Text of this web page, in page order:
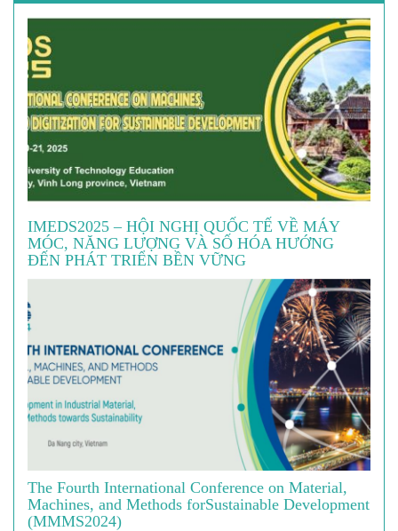
IMEDS2025 – HỘI NGHỊ QUỐC TẾ VỀ MÁY
MÓC, NĂNG LƯỢNG VÀ SỐ HÓA HƯỚNG
ĐẾN PHÁT TRIỂN BỀN VỮNG
The Fourth International Conference on Material,
Machines, and Methods forSustainable Development
(MMMS2024)